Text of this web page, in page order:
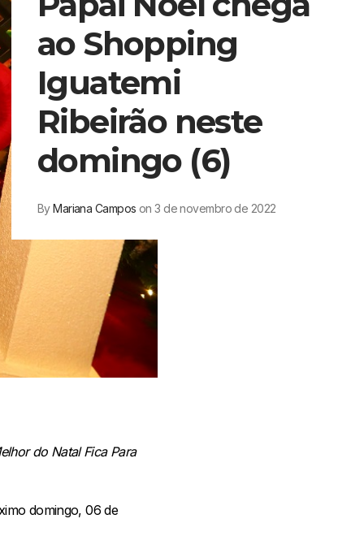
ao Shopping
Iguatemi
Ribeirão neste
domingo (6)
ByMariana Campos on 3 de novembro de 2022
do Natal Fica Para
domingo, 06 de